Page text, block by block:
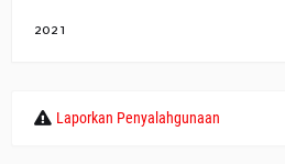
2021
Laporkan Penyalahgunaan